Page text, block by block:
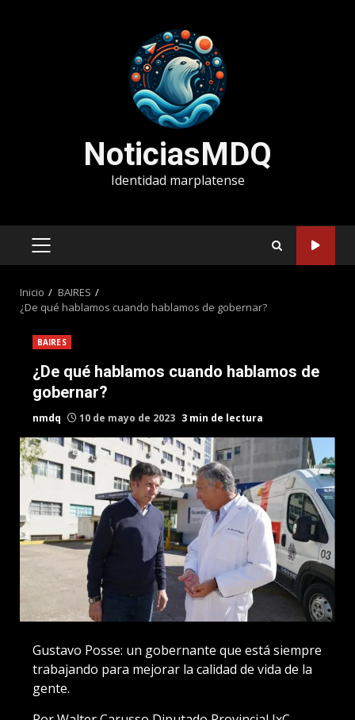
NoticiasMDQ
Identidad marplatense
MENÚ
Inicio
BAIRES
¿De qué hablamos cuando hablamos de gobernar?
BAIRES
¿De qué hablamos cuando hablamos de
gobernar?
nmdq 10 de mayo de 2023 3 min de lectura
Gustavo Posse: un gobernante que está siempre
trabajando para mejorar la calidad de vida de la
gente.